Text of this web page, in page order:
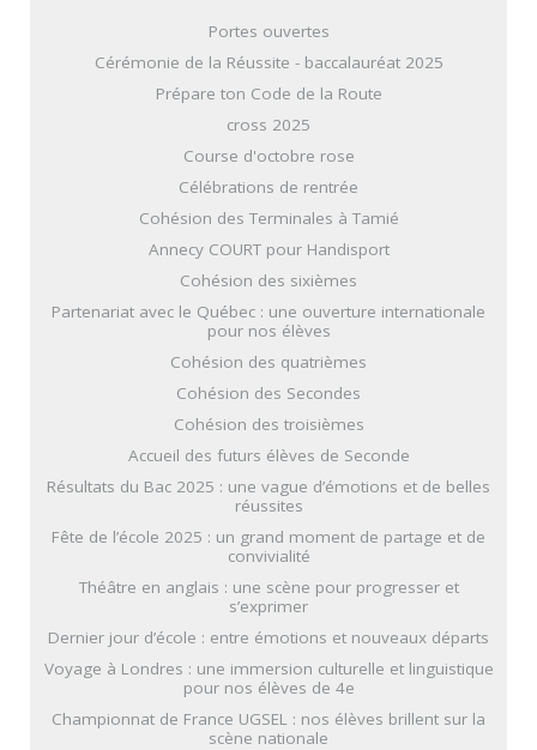
Portes ouvertes
Cérémonie de la Réussite - baccalauréat 2025
Prépare ton Code de la Route
cross 2025
Course d'octobre rose
Célébrations de rentrée
Cohésion des Terminales à Tamié
Annecy COURT pour Handisport
Cohésion des sixièmes
Partenariat avec le Québec : une ouverture internationale
pour nos élèves
Cohésion des quatrièmes
Cohésion des Secondes
Cohésion des troisièmes
Accueil des futurs élèves de Seconde
Résultats du Bac 2025 : une vague d’émotions et de belles
réussites
Fête de l’école 2025 : un grand moment de partage et de
convivialité
Théâtre en anglais : une scène pour progresser et
s’exprimer
Dernier jour d’école : entre émotions et nouveaux départs
Voyage à Londres : une immersion culturelle et linguistique
pour nos élèves de 4e
Championnat de France UGSEL : nos élèves brillent sur la
scène nationale